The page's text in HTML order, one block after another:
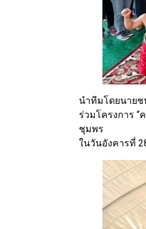
นำทีมโดยนายช
ร่วมโครงการ
ชุมพร
ในวันอังคารที่